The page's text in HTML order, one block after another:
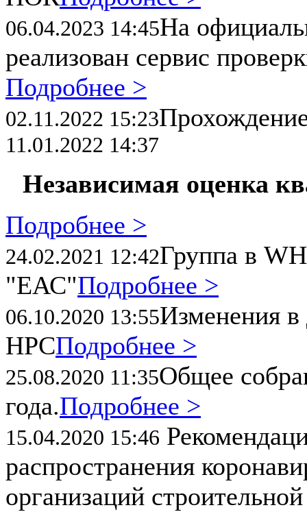
06.04.2023 14:45На
реализован сервис
Подробнее >
02.11.2022 15:23
11.01.2022 14:37
Независимая оценка
Подробнее >
24.02.2021 12:42Группа в
"ЕАС"Подробнее >
06.10.2020 13:55Изменения в
НРСПодробнее >
25.08.2020 11:35Общее
года.Подробнее >
15.04.2020 15:46
распространения
организаций